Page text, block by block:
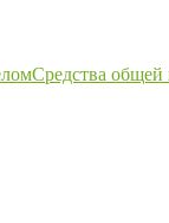
Средства общей